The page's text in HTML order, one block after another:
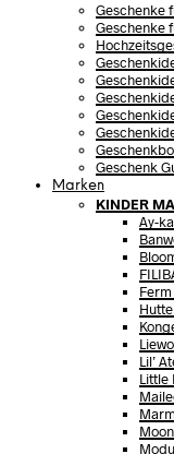
Geschenke
Geschenke
Geschenk
Marken
KINDER
Ay-
Lil’
Little
Modu